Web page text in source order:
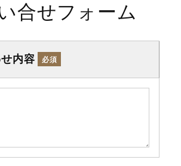
合せフォーム
内容 必須